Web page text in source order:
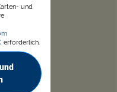
und
erforderlich.